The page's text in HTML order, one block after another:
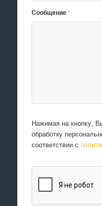
Сообщение*
Нажимая на кнопку,
обработку
соответствии с